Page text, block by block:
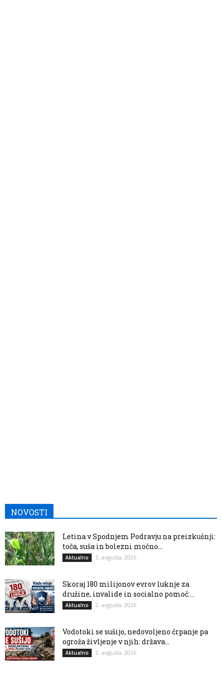
NOVOSTI
Letina v Spodnjem Podravju na preizkušnji:
toča, suša in bolezni močno...
Aktualno 3. avgusta, 2026
Skoraj 180 milijonov evrov luknje za
družine, invalide in socialno pomoč:...
Aktualno 2. avgusta, 2026
Vodotoki se sušijo, nedovoljeno črpanje pa
ogroža življenje v njih: država...
Aktualno 2. avgusta, 2026